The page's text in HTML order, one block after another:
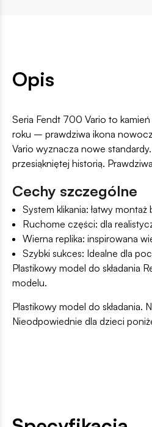
Opis
Seria Fendt 700 Vario to
roku – prawdziwa ikona
Vario wyznacza nowe
przesiąkniętej historią.
Cechy szczególne
System klikania: łatwy
Ruchome części: dla
Wierna replika: inspirowana
Szybki sukces: Idealne dla
Plastikowy model do składania
modelu.
Plastikowy model do
Nieodpowiednie dla dzieci